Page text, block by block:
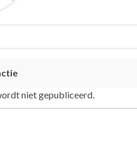
niet gepubliceerd.